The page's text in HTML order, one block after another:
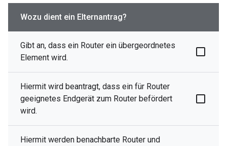
Wozu dient ein Elternantrag?
Gibt an, dass ein Router ein übergeordnetes
Element wird.
Hiermit wird beantragt, dass ein für Router
geeignetes Endgerät zum Router befördert
wird.
Hiermit werden benachbarte Router und